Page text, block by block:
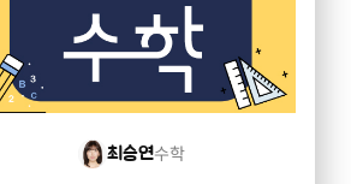
최승연수학